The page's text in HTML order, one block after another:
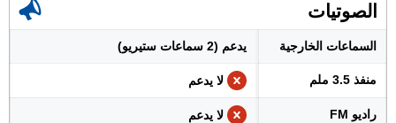
الصوتيات
السماعات الخارجية يدعم (2 سماعات ستيريو)
منفذ 3.5 ملم لا يدعم
راديو FM لا يدعم